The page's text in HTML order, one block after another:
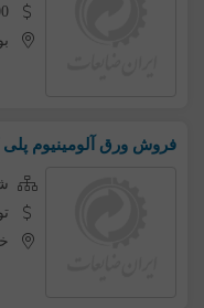
فروش ورق آلومینیوم